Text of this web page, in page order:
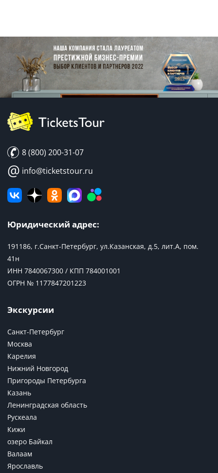
8 (800) 200-31-07
@ info@ticketstour.ru
Юридический адрес:
191186, г.Санкт-Петербург, ул.Казанская, д.5, лит.А, пом.
41н
ИНН 7840067300 / КПП 784001001
ОГРН № 1177847201223
Экскурсии
Санкт-Петербург
Москва
Карелия
Нижний Новгород
Пригороды Петербурга
Казань
Ленинградская область
Рускеала
Кижи
озеро Байкал
Валаам
Ярославль